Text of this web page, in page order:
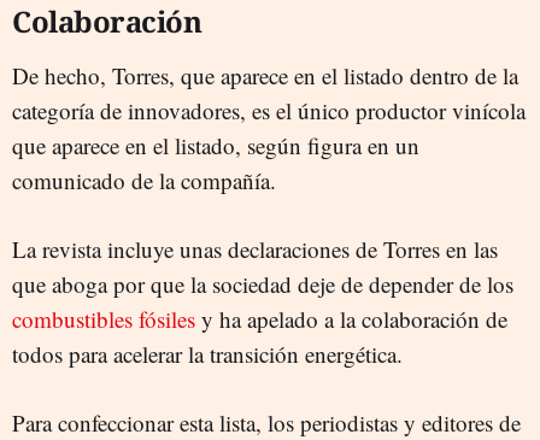
Colaboración
De hecho, Torres, que aparece en el listado dentro de la
categoría de innovadores, es el único productor vinícola
que aparece en el listado, según figura en un
comunicado de la compañía.
La revista incluye unas declaraciones de Torres en las
que aboga por que la sociedad deje de depender de los
combustibles fósiles y ha apelado a la colaboración de
todos para acelerar la transición energética.
Para confeccionar esta lista, los periodistas y editores de